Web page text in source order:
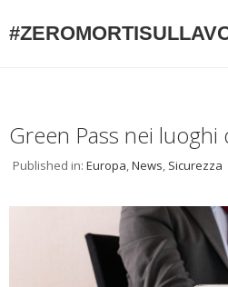
Green Pass nei luoghi
Published in: Europa,News, Sicurezza